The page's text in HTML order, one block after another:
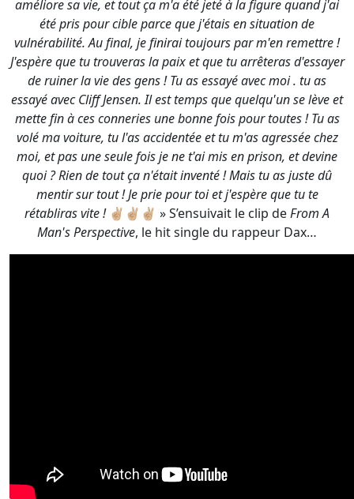
améliore sa vie, et tout ça m'a été jeté à la figure quand j'ai
été pris pour cible parce que j'étais en situation de
vulnérabilité. Au final, je finirai toujours par m'en remettre !
J'espère que tu trouveras la paix et que tu arrêteras d'essayer
de ruiner la vie des gens ! Tu as essayé avec moi . tu as
essayé avec Cliff Jensen. Il est temps que quelqu'un se lève et
mette fin à ces conneries une bonne fois pour toutes ! Tu as
volé ma voiture, tu l'as accidentée et tu m'as agressée chez
moi, et pas une seule fois je ne t'ai mis en prison, et devine
quoi ? Rien de tout ça n'était inventé ! Mais tu as juste dû
mentir sur tout ! Je prie pour toi et j'espère que tu te
rétabliras vite !✌🏼✌🏼✌🏼 » S’ensuivait le clip deFrom A
Man's Perspective, le hit single du rappeur Dax…